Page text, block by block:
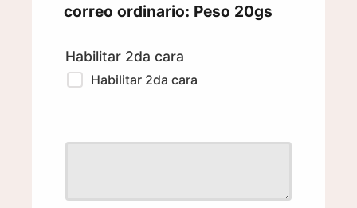
correo ordinario: Peso 20gs
Habilitar 2da cara
Habilitar 2da cara